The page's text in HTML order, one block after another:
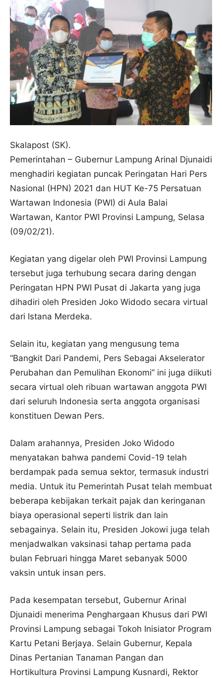
Skalapost (SK).
Pemerintahan – Gubernur Lampung Arinal Djunaidi
menghadiri kegiatan puncak Peringatan Hari Pers
Nasional (HPN) 2021 dan HUT Ke-75 Persatuan
Wartawan Indonesia (PWI) di Aula Balai
Wartawan, Kantor PWI Provinsi Lampung, Selasa
(09/02/21).
Kegiatan yang digelar oleh PWI Provinsi Lampung
tersebut juga terhubung secara daring dengan
Peringatan HPN PWI Pusat di Jakarta yang juga
dihadiri oleh Presiden Joko Widodo secara virtual
dari Istana Merdeka.
Selain itu, kegiatan yang mengusung tema
“Bangkit Dari Pandemi, Pers Sebagai Akselerator
Perubahan dan Pemulihan Ekonomi” ini juga diikuti
secara virtual oleh ribuan wartawan anggota PWI
dari seluruh Indonesia serta anggota organisasi
konstituen Dewan Pers.
Dalam arahannya, Presiden Joko Widodo
menyatakan bahwa pandemi Covid-19 telah
berdampak pada semua sektor, termasuk industri
media. Untuk itu Pemerintah Pusat telah membuat
beberapa kebijakan terkait pajak dan keringanan
biaya operasional seperti listrik dan lain
sebagainya. Selain itu, Presiden Jokowi juga telah
menjadwalkan vaksinasi tahap pertama pada
bulan Februari hingga Maret sebanyak 5000
vaksin untuk insan pers.
Pada kesempatan tersebut, Gubernur Arinal
Djunaidi menerima Penghargaan Khusus dari PWI
Provinsi Lampung sebagai Tokoh Inisiator Program
Kartu Petani Berjaya. Selain Gubernur, Kepala
Dinas Pertanian Tanaman Pangan dan
Hortikultura Provinsi Lampung Kusnardi, Rektor